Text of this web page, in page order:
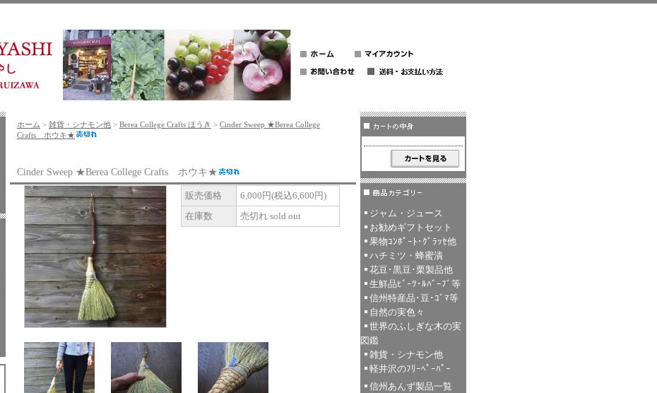
ホーム > 雑貨・シナモン他 > Berea College Crafts ほうき > Cinder Sweep ★Berea College
Crafts ホウキ★
Cinder Sweep ★Berea College Crafts ホウキ★
販売価格
6,000円(税込6,600円)
在庫数
売切れ sold out
ジャム・ジュース
お勧めギフトセット
果物ｺﾝﾎﾟｰﾄ･ｸﾞﾗｯｾ他
ハチミツ・蜂蜜漬
花豆･黒豆･栗製品他
生鮮品ﾋﾞｰﾂ･ﾙﾊﾞｰﾌﾞ等
信州特産品･豆･ｺﾞﾏ等
自然の実色々
世界のふしぎな木の実
図鑑
雑貨・シナモン他
軽井沢のﾌﾘｰﾍﾟｰﾊﾟｰ
信州あんず製品一覧